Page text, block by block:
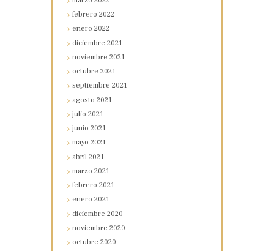
febrero2022
enero2022
diciembre2021
noviembre2021
octubre2021
septiembre2021
agosto2021
julio2021
junio2021
mayo2021
abril2021
marzo2021
febrero2021
enero2021
diciembre2020
noviembre2020
octubre2020